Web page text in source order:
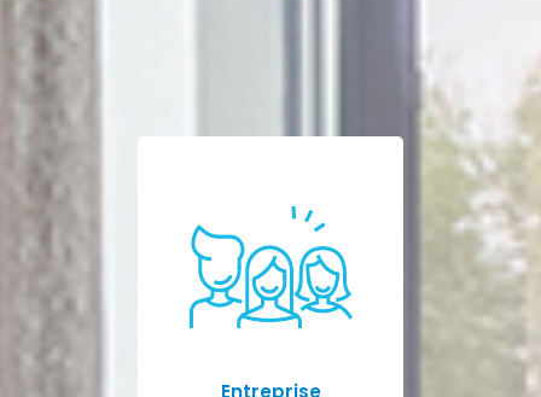
Entreprise